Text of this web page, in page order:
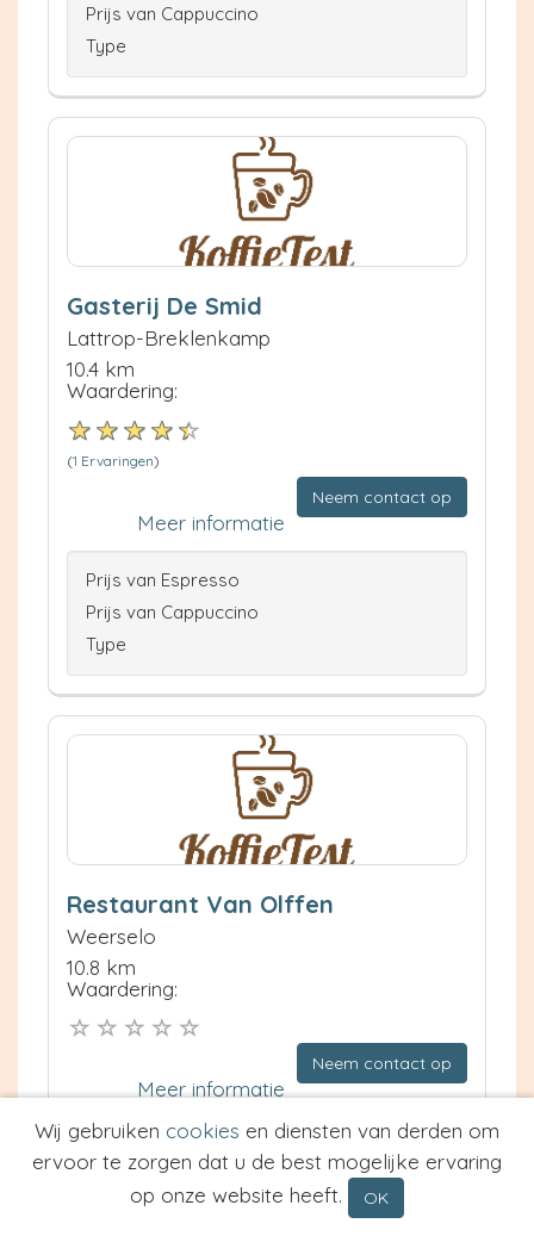
Prijs van Cappuccino
Type
Gasterij De Smid
Lattrop-Breklenkamp
10.4 km
Waardering:
(1 Ervaringen)
Neem contact op
Meer informatie
Prijs van Espresso
Prijs van Cappuccino
Type
Restaurant Van Olffen
Weerselo
10.8 km
Waardering:
Neem contact op
Meer informatie
Prijs van Espresso
Prijs van Cappuccino
Wij gebruiken cookies en diensten van derden om
ervoor te zorgen dat u de best mogelijke ervaring
op onze website heeft.
OK